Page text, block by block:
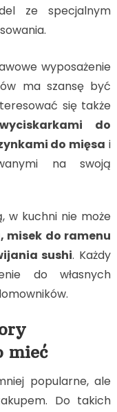
ze specjalnym
wyposażenie
ma szansę być
się także
do
do mięsa i
na swoją
w kuchni nie może
misek do ramenu
sushi. Każdy
do własnych
mieć
popularne, ale
Do takich